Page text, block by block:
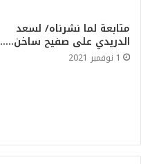
متابعة لما نشرناه/ لسعد
الدريدي على صفيح ساخن…..
1 نوفمبر 2021